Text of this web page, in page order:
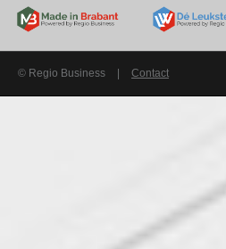
© Regio Business | Contact